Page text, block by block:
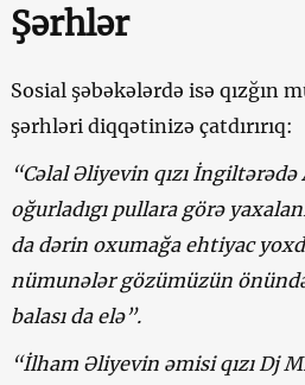
Şərhlər
Sosial şəbəkələrdə isə qızğın
şərhləri diqqətinizə çatdırırıq:
“Cəlal Əliyevin qızı
oğurladıgı pullara görə
da dərin oxumağa ehtiyac
nümunələr gözümüzün
balası da elə”.
“İlham Əliyevin əmisi qızı Dj